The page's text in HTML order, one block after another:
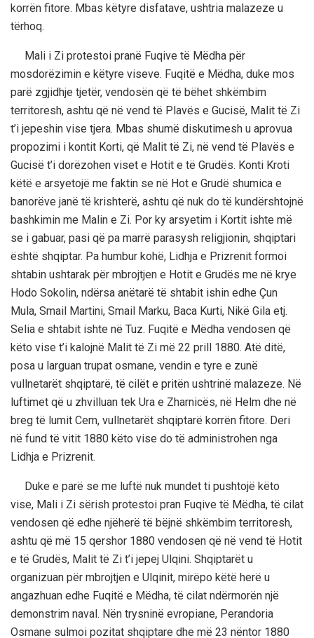
korrën fitore. Mbas këtyre disfatave, ushtria malazeze u
tërhoq.
Mali i Zi protestoi pranë Fuqive të Mëdha për
mosdorëzimin e këtyre viseve. Fuqitë e Mëdha, duke mos
parë zgjidhje tjetër, vendosën që të bëhet shkëmbim
territoresh, ashtu që në vend të Plavës e Gucisë, Malit të Zi
t’i jepeshin vise tjera. Mbas shumë diskutimesh u aprovua
propozimi i kontit Korti, që Malit të Zi, në vend të Plavës e
Gucisë t’i dorëzohen viset e Hotit e të Grudës. Konti Kroti
këtë e arsyetojë me faktin se në Hot e Grudë shumica e
banorëve janë të krishterë, ashtu që nuk do të kundërshtojnë
bashkimin me Malin e Zi. Por ky arsyetim i Kortit ishte më
se i gabuar, pasi që pa marrë parasysh religjionin, shqiptari
është shqiptar. Pa humbur kohë, Lidhja e Prizrenit formoi
shtabin ushtarak për mbrojtjen e Hotit e Grudës me në krye
Hodo Sokolin, ndërsa anëtarë të shtabit ishin edhe Çun
Mula, Smail Martini, Smail Marku, Baca Kurti, Nikë Gila etj.
Selia e shtabit ishte në Tuz. Fuqitë e Mëdha vendosen që
këto vise t’i kalojnë Malit të Zi më 22 prill 1880. Atë ditë,
posa u larguan trupat osmane, vendin e tyre e zunë
vullnetarët shqiptarë, të cilët e pritën ushtrinë malazeze. Në
luftimet që u zhvilluan tek Ura e Zharnicës, në Helm dhe në
breg të lumit Cem, vullnetarët shqiptarë korrën fitore. Deri
në fund të vitit 1880 këto vise do të administrohen nga
Lidhja e Prizrenit.
Duke e parë se me luftë nuk mundet ti pushtojë këto
vise, Mali i Zi sërish protestoi pran Fuqive të Mëdha, të cilat
vendosen që edhe njëherë të bëjnë shkëmbim territoresh,
ashtu që më 15 qershor 1880 vendosen që në vend të Hotit
e të Grudës, Malit të Zi t’i jepej Ulqini. Shqiptarët u
organizuan për mbrojtjen e Ulqinit, mirëpo këtë herë u
angazhuan edhe Fuqitë e Mëdha, të cilat ndërmorën një
demonstrim naval. Nën trysninë evropiane, Perandoria
Osmane sulmoi pozitat shqiptare dhe më 23 nëntor 1880